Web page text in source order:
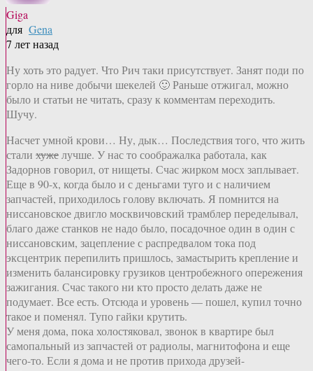
Giga
для Gena
7 лет назад
Ну хоть это радует. Что Рич таки присутствует. Занят поди по
горло на ниве добычи шекелей 🙂 Раньше отжигал, можно
было и статьи не читать, сразу к комментам переходить.
Шучу.
Насчет умной крови… Ну, дык… Последствия того, что жить
стали хужелучше. У нас то соображалка работала, как
Задорнов говорил, от нищеты. Счас жирком мосх заплывает.
Еще в 90-х, когда было и с деньгами туго и с наличием
запчастей, приходилось голову включать. Я помнится на
ниссановское двигло москвичовский трамблер переделывал,
благо даже станков не надо было, посадочное один в один с
ниссановским, зацепление с распредвалом тока под
эксцентрик перепилить пришлось, замастырить крепление и
изменить балансировку грузиков центробежного опережения
зажигания. Счас такого ни кто просто делать даже не
подумает. Все есть. Отсюда и уровень — пошел, купил точно
такое и поменял. Тупо гайки крутить.
У меня дома, пока холостяковал, звонок в квартире был
самопальный из запчастей от радиолы, магнитофона и еще
чего-то. Если я дома и не против прихода друзей-